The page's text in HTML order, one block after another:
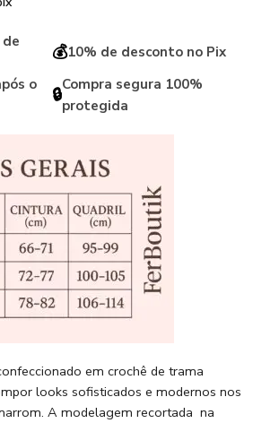
💰10% de desconto no Pix
o
🔒Compra segura 100%
protegida
em crochê de trama
looks sofisticados e modernos nos
A modelagem recortada na